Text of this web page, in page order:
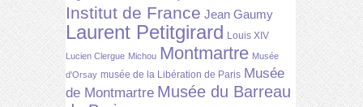
Institut de France Jean Gaumy
Laurent Petitgirard Louis XIV
Lucien Clergue Michou Montmartre Musée
d'Orsay musée de la Libération de Paris Musée
de Montmartre Musée du Barreau